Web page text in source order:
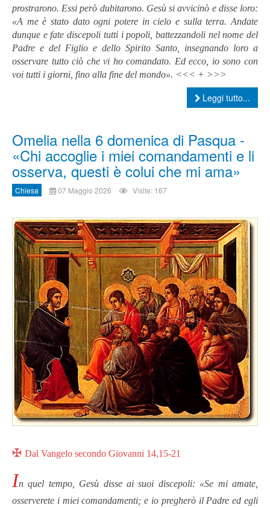
prostrarono. Essi però dubitarono. Gesù si avvicinò e disse loro:
«A me è stato dato ogni potere in cielo e sulla terra. Andate
dunque e fate discepoli tutti i popoli, battezzandoli nel nome del
Padre e del Figlio e dello Spirito Santo, insegnando loro a
osservare tutto ciò che vi ho comandato. Ed ecco, io sono con
voi tutti i giorni, fino alla fine del mondo». <<< + >>>
Leggi tutto...
Omelia nella 6 domenica di Pasqua -
«Chi accoglie i miei comandamenti e li
osserva, questi è colui che mi ama»
Chiesa 07 Maggio 2026 Visite: 167
✠ Dal Vangelo secondo Giovanni 14,15-21
In quel tempo, Gesù disse ai suoi discepoli: «Se mi amate,
osserverete i miei comandamenti; e io pregherò il Padre ed egli